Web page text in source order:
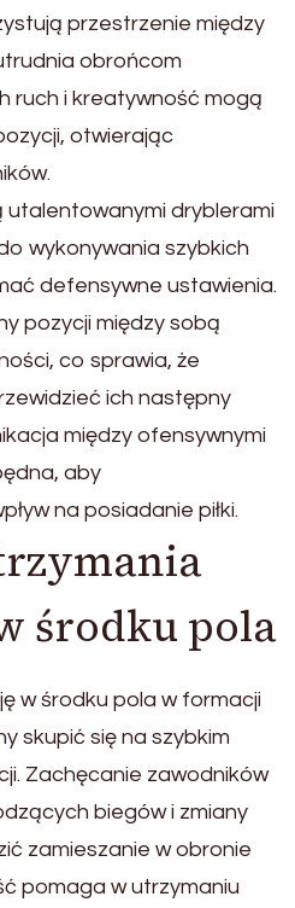
przestrzenie między
obrońcom
ruch i kreatywność mogą
otwierając
utalentowanymi dryblerami
wykonywania szybkich
defensywne ustawienia.
pozycji między sobą
co sprawia, że
ich następny
między ofensywnymi
aby
na posiadanie piłki.
środku pola
w środku pola w formacji
skupić się na szybkim
Zachęcanie zawodników
biegów i zmiany
zamieszanie w obronie
pomaga w utrzymaniu